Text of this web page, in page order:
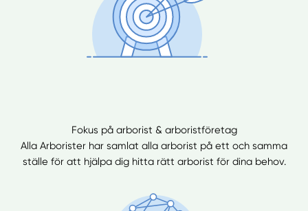
Fokus på arborist & arboristföretag
Alla Arborister har samlat alla arborist på ett och samma
ställe för att hjälpa dig hitta rätt arborist för dina behov.